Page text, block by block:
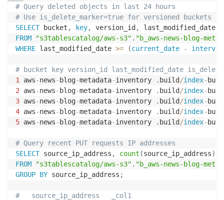
# Query deleted objects in last 24 hours
# Use is_delete_marker=true for versioned buckets
SELECT bucket , key, version_id,
FROM
"s3tablescatalog/aws-s3" . "b_aws-news-blog-
WHERE last_modified_date >= (current_date - interval
# bucket key version_id last_modified_date
1
aws-news-blog-metadata-inventory . build/index-
2 aws-news-blog-metadata-inventory . build/index-
3 aws-news-blog-metadata-inventory . build/index-
4 aws-news-blog-metadata-inventory . build/index-
5 aws-news-blog-metadata-inventory . build/index-
# Query recent PUT requests IP addresses
SELECT source_ip_address , count (source_ip_address)
FROM
"s3tablescatalog/aws-s3" . "b_aws-news-blog-
GROUP BY source_ip_address ;
#	source_ip_address	_col1